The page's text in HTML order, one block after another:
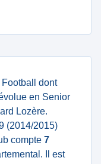
dont
en Senior
Lozère.
(2014/2015)
compte 7
Il est